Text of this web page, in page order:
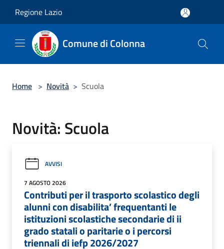
Regione Lazio
Comune di Colonna
Home > Novità > Scuola
Novità: Scuola
AVVISI
7 AGOSTO 2026
Contributi per il trasporto scolastico degli
alunni con disabilita’ frequentanti le
istituzioni scolastiche secondarie di ii
grado statali o paritarie o i percorsi
triennali di iefp 2026/2027